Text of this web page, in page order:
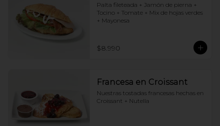
Palta fileteada + Jamón de pierna +
Tocino + Tomate + Mix de hojas verdes
+ Mayonesa
$8.990
Francesa en Croissant
Nuestras tostadas francesas hechas en
Croissant + Nutella